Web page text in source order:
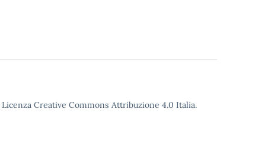
Creative Commons Attribuzione 4.0 Italia.